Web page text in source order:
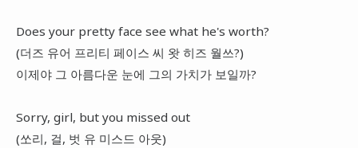
Does your pretty face see what he's worth?
(더즈 유어 프리티 페이스 씨 왓 히즈 월쓰?)
이제야 그 아름다운 눈에 그의 가치가 보일까?
Sorry, girl, but you missed out
(쏘리, 걸, 벗 유 미스드 아웃)